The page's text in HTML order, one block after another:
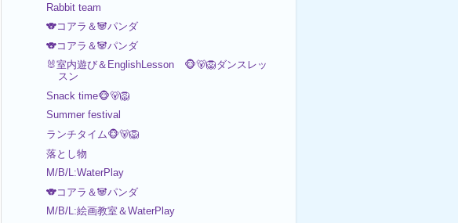
Rabbit team
🐨コアラ＆🐼パンダ
🐨コアラ＆🐼パンダ
🐰室内遊び＆EnglishLesson 🐵🐻🦁ダンスレッ
スン
Snack time🐵🐻🦁
Summer festival
ランチタイム🐵🐻🦁
落とし物
M/B/L:WaterPlay
🐨コアラ＆🐼パンダ
M/B/L:絵画教室＆WaterPlay